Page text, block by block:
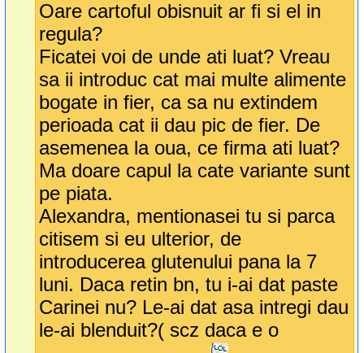
Oare cartoful obisnuit ar fi si el in
regula?
Ficatei voi de unde ati luat? Vreau
sa ii introduc cat mai multe alimente
bogate in fier, ca sa nu extindem
perioada cat ii dau pic de fier. De
asemenea la oua, ce firma ati luat?
Ma doare capul la cate variante sunt
pe piata.
Alexandra, mentionasei tu si parca
citisem si eu ulterior, de
introducerea glutenului pana la 7
luni. Daca retin bn, tu i-ai dat paste
Carinei nu? Le-ai dat asa intregi dau
le-ai blenduit?( scz daca e o